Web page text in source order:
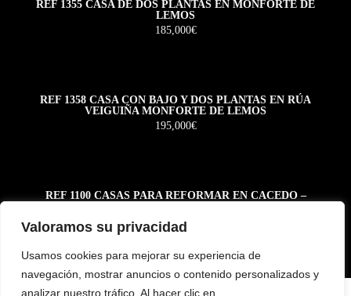
Valoramos su privacidad
Usamos cookies para mejorar su experiencia de
navegación, mostrar anuncios o contenido personalizados y
analizar nuestro tráfico. Al hacer clic en
REF 1355 CASA DE DOS PLANTAS EN MONFORTE DE
LEMOS
185,000€
REF 1358 CASA CON BAJO Y DOS PLANTAS EN RÚA
VEIGUIÑA MONFORTE DE LEMOS
195,000€
REF 1100 CASAS PARA REFORMAR EN CACEDO –
55,000€